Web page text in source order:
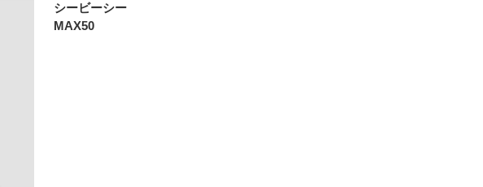
シービーシー
MAX50